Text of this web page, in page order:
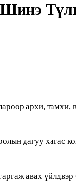
архи, тамхи,
дагуу хагас
авах үйлдвэр